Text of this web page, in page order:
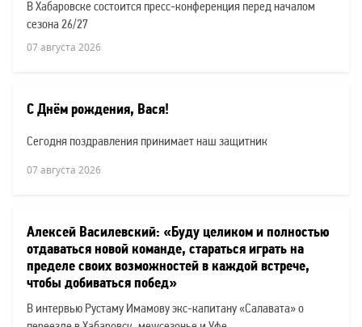
В Хабаровске состоится пресс-конференция перед началом
сезона 26/27
07 августа 2026
С Днём рождения, Вася!
Сегодня поздравления принимает наш защитник
07 августа 2026
Алексей Василевский: «Буду целиком и полностью
отдаваться новой команде, стараться играть на
пределе своих возможностей в каждой встрече,
чтобы добиваться побед»
В интервью Рустаму Имамову экс-капитану «Салавата» о